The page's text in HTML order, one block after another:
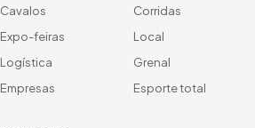
Cavalos
Expo-feiras
Logística
Empresas
Corridas
Local
Grenal
Esporte total